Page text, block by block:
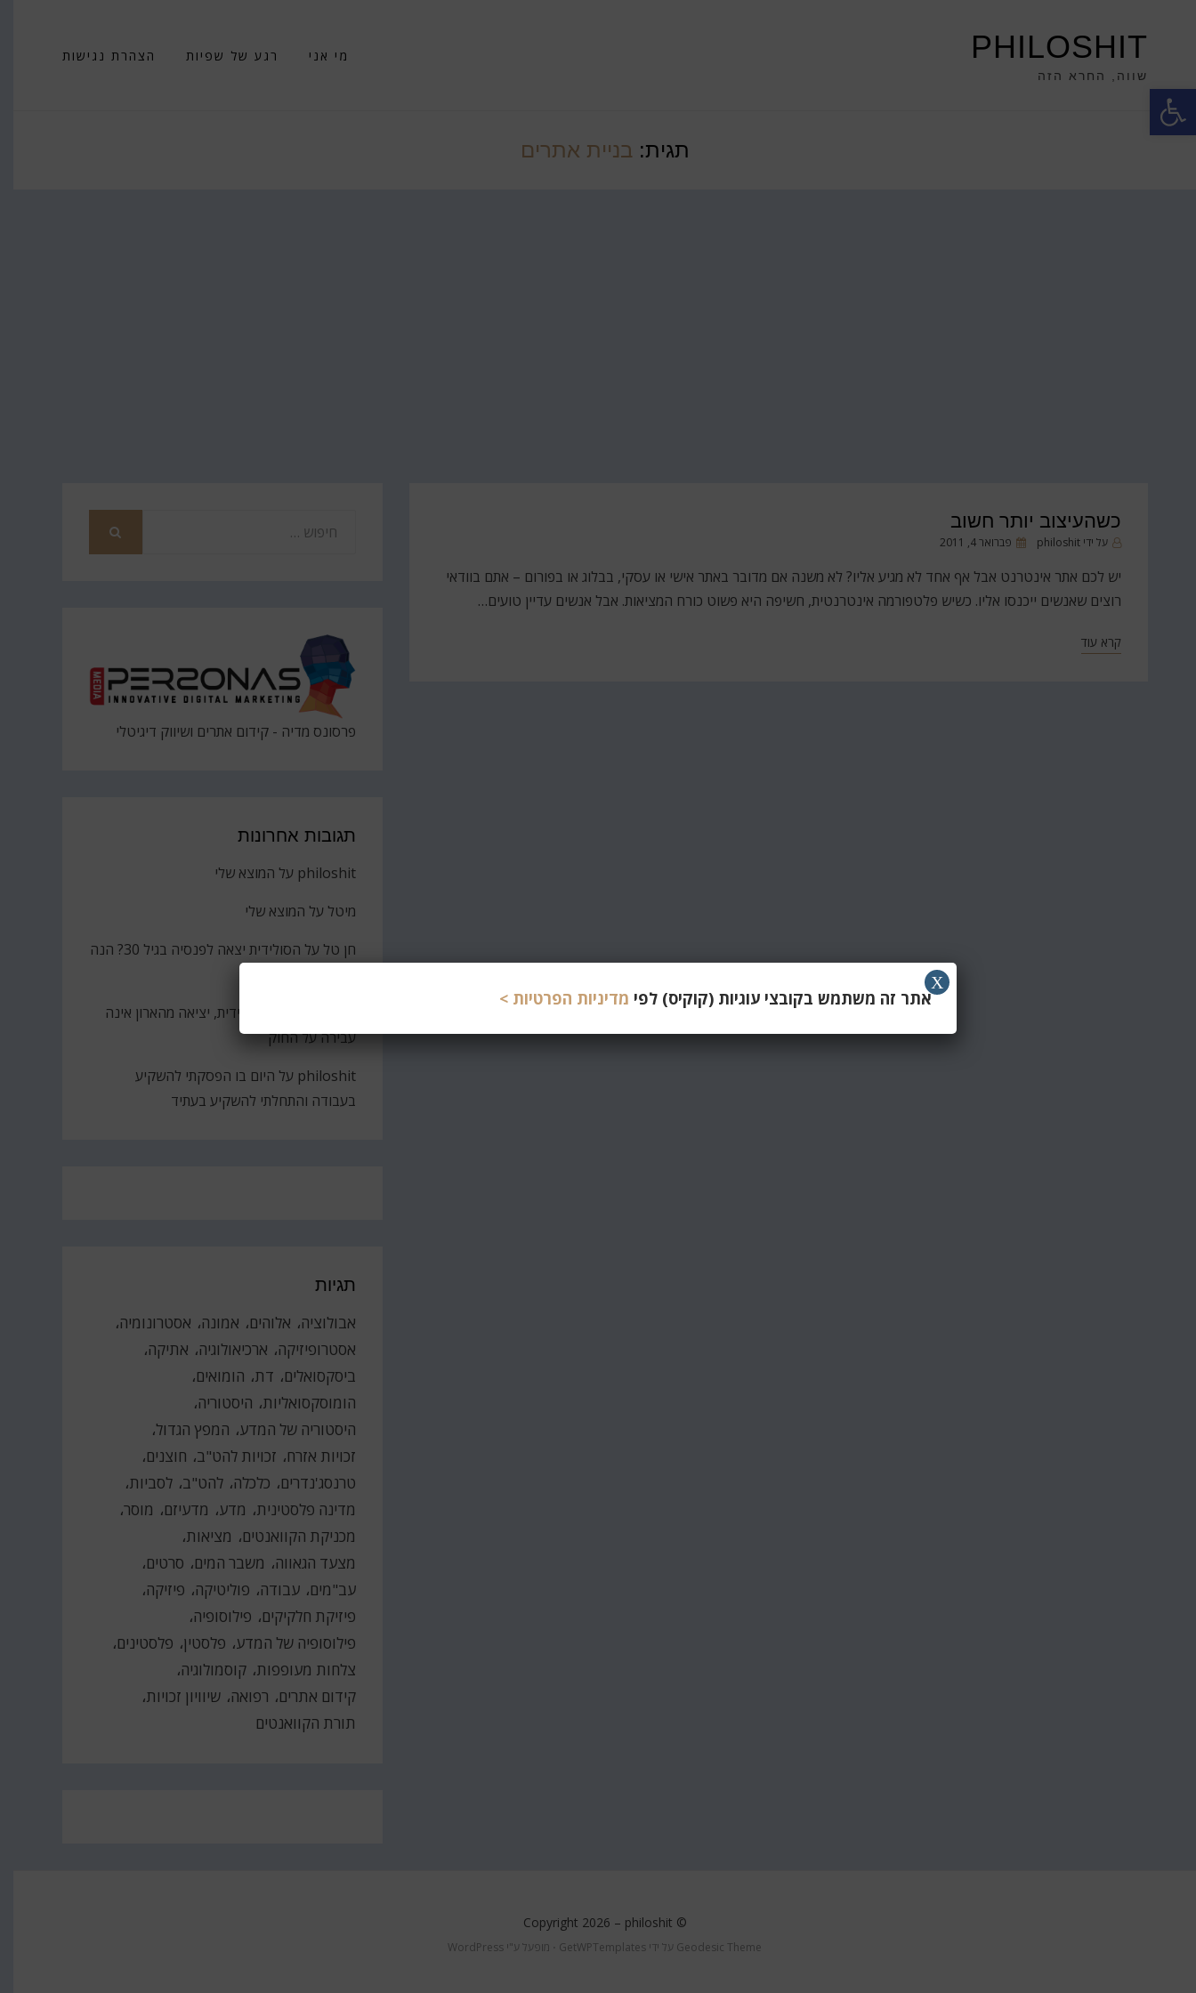
פתח סרגל נגישות
PHILOSHIT
שווה, החרא הזה
מי אני רגע של שפיות הצהרת נגישות
תגית: בניית אתרים
כשהעיצוב יותר חשוב
על ידיphiloshit
פורסםפברואר 4, 2011
יש לכם אתר אינטרנט אבל אף אחד לא מגיע אליו? לא משנה אם מדובר באתר אישי או עסקי, בבלוג או בפורום – אתם בוודאי
רוצים שאנשים ייכנסו אליו. כשיש פלטפורמה אינטרנטית, חשיפה היא פשוט כורח המציאות. אבל אנשים עדיין טועים…
קרא עוד
פרסונס מדיה - קידום אתרים ושיווק דיגיטלי
תגובות אחרונות
philoshit על המוצא שלי
מיטל על המוצא שלי
חן טל על
הסולידית יצאה לפנסיה בגיל 30? הנה
גבירתי הסולידית, יציאה מהארון אינה
עבירה על החוק
philoshit על היום בו הפסקתי להשקיע
בעבודה והתחלתי להשקיע בעתיד
תגיות
אבולוציה אלוהים אמונה
אסטרונומיה
אסטרופיזיקה
ארכיאולוגיה
אתיקה
ביסקסואלים
דת הומואים
הומוסקסואליות היסטוריה
היסטוריה של המדע המפץ הגדול
זכויות אזרח
זכויות להט"ב חוצנים
טרנסג'נדרים
כלכלה להט"ב לסביות
מדינה פלסטינית
מדע מדעיזם
מוסר
מכניקת הקוואנטים
מציאות
מצעד הגאווה
משבר המים
סרטים
עב"מים עבודה פוליטיקה
פיזיקה
פיזיקת חלקיקים
פילוסופיה
פילוסופיה של המדע פלסטין פלסטינים
צלחות מעופפות קוסמולוגיה
קידום אתרים
רפואה שיוויון זכויות
תורת הקוואנטים
© Copyright 2026 –
philoshit
Geodesic Theme על ידי GetWPTemplates מופעל ע"י WordPress
אתר זה משתמש בקובצי עוגיות (קוקיס) לפי מדיניות הפרטיות >
X